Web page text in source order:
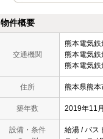
物件概要
交通機関
熊本電気
熊本電気
熊本電気
住所 熊本県熊
築年数 2019年11月
設備・条件
給湯 / バス